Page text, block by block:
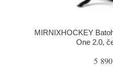
MIRNIXHOCKEY
One 2.0,
5